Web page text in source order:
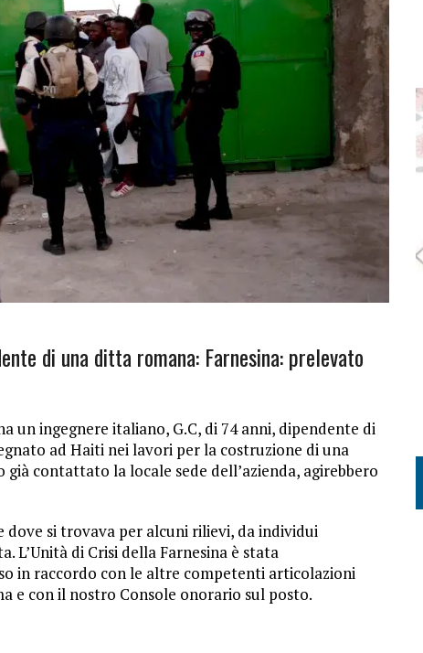
di una ditta romana: Farnesina: prelevato
un ingegnere italiano, G.C, di 74 anni, dipendente di
ad Haiti nei lavori per la costruzione di una
contattato la locale sede dell’azienda, agirebbero
dove si trovava per alcuni rilievi, da individui
L’Unità di Crisi della Farnesina è stata
in raccordo con le altre competenti articolazioni
e con il nostro Console onorario sul posto.